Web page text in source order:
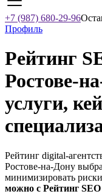
+7 (987) 680-29-96
Профиль
Рейтинг
Ростове-
услуги,
Рейтинг digital-
Ростове-на-Дону
минимизировать
можно с Рейтинг